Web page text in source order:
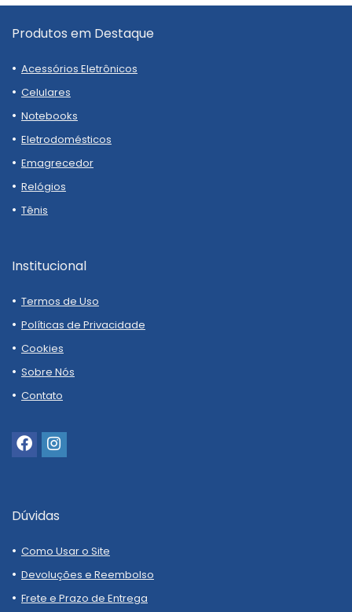
Produtos em Destaque
Acessórios Eletrônicos
Celulares
Notebooks
Eletrodomésticos
Emagrecedor
Relógios
Tênis
Institucional
Termos de Uso
Políticas de Privacidade
Cookies
Sobre Nós
Contato
Dúvidas
Como Usar o Site
Devoluções e Reembolso
Frete e Prazo de Entrega